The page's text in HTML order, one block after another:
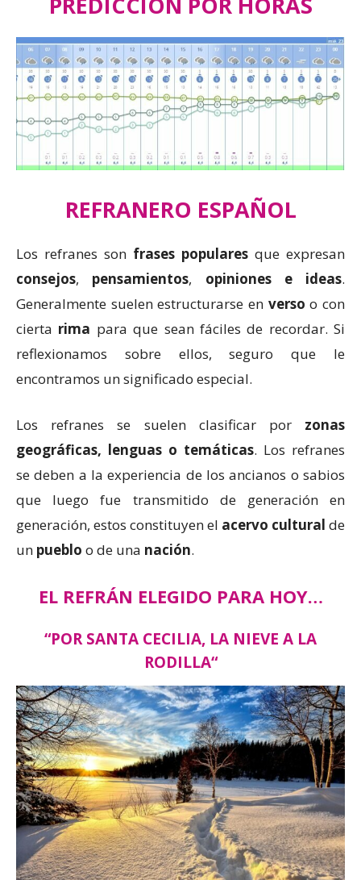
REFRANERO ESPAÑOL
Los refranes son frases populares que expresan
consejos, pensamientos, opiniones e ideas.
Generalmente suelen estructurarse en verso o con
cierta rima para que sean fáciles de recordar. Si
reflexionamos sobre ellos, seguro que le
encontramos un significado especial.
Los refranes se suelen clasificar por zonas
geográficas, lenguas o temáticas. Los refranes
se deben a la experiencia de los ancianos o sabios
que luego fue transmitido de generación en
generación, estos constituyen el acervo cultural de
un pueblo o de una nación.
EL REFRÁN ELEGIDO PARA HOY…
“POR SANTA CECILIA, LA NIEVE A LA
RODILLA“